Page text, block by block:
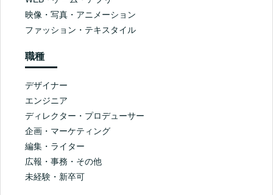
映像・写真・アニメーション
ファッション・テキスタイル
職種
デザイナー
エンジニア
ディレクター・プロデューサー
企画・マーケティング
編集・ライター
広報・事務・その他
未経験・新卒可